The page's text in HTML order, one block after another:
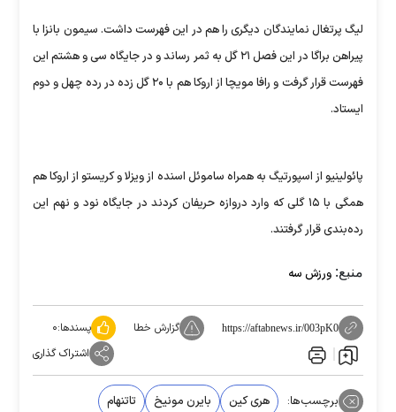
لیگ پرتغال نمایندگان دیگری را هم در این فهرست داشت. سیمون بانزا با
پیراهن براگا در این فصل ۲۱ گل به ثمر رساند و در جایگاه سی و هشتم این
فهرست قرار گرفت و رافا مویچا از اروکا هم با ۲۰ گل زده در رده چهل و دوم
ایستاد.
پائولینیو از اسپورتیگ به همراه ساموئل اسنده از ویزلا و کریستو از اروکا هم
همگی با ۱۵ گلی که وارد دروازه حریفان کردند در جایگاه نود و نهم این
رده‌بندی قرار گرفتند.
منبع: ورزش سه
https://aftabnews.ir/003pK0 گزارش خطا پسندها:۰
اشتراک گذاری
برچسب‌ها: هری کین بایرن مونیخ تاتنهام